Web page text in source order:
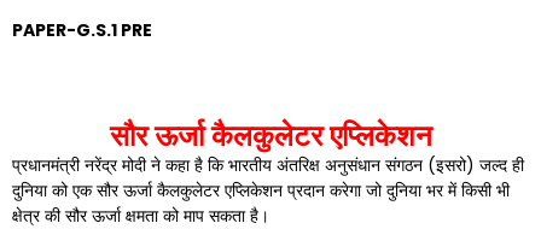
PAPER-G.S.1 PRE
सौर ऊर्जा कैलकुलेटर एप्लिकेशन
प्रधानमंत्री नरेंद्र मोदी ने कहा है कि भारतीय अंतरिक्ष अनुसंधान संगठन (इसरो) जल्द ही
दुनिया को एक सौर ऊर्जा कैलकुलेटर एप्लिकेशन प्रदान करेगा जो दुनिया भर में किसी भी
क्षेत्र की सौर ऊर्जा क्षमता को माप सकता है।